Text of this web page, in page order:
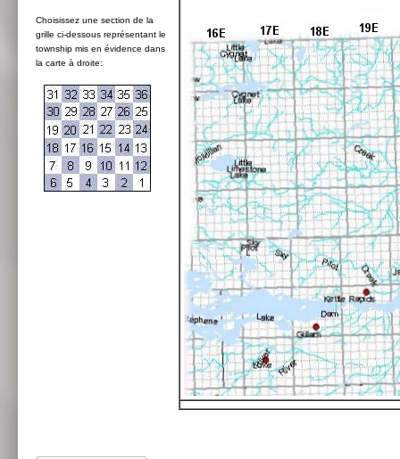
Choisissez une section de la
grille ci-dessous représentant le
township mis en évidence dans
la carte à droite: